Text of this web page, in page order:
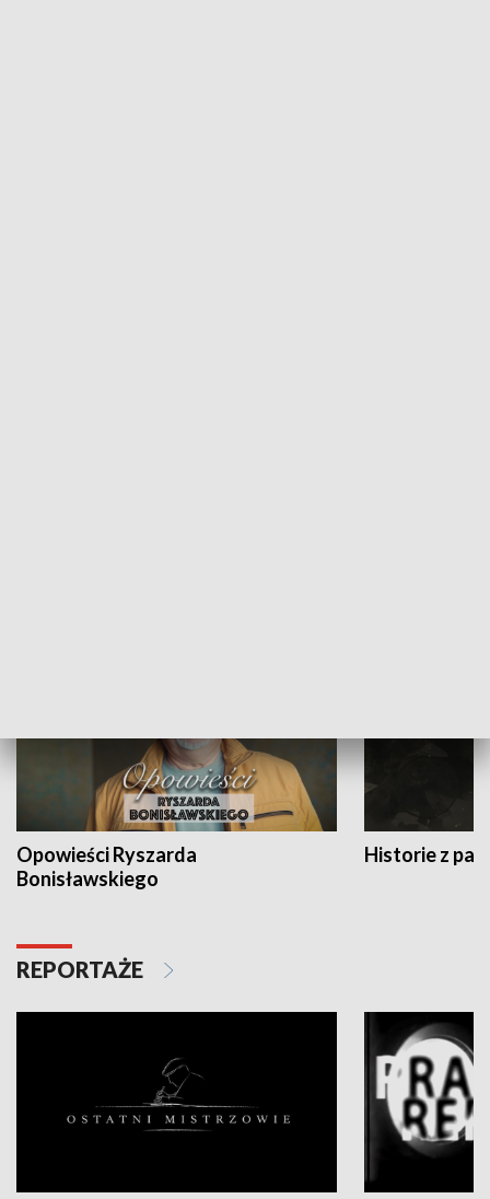
Opowieści Ryszarda
Bonisławskiego
Historie z
REPORTAŻE